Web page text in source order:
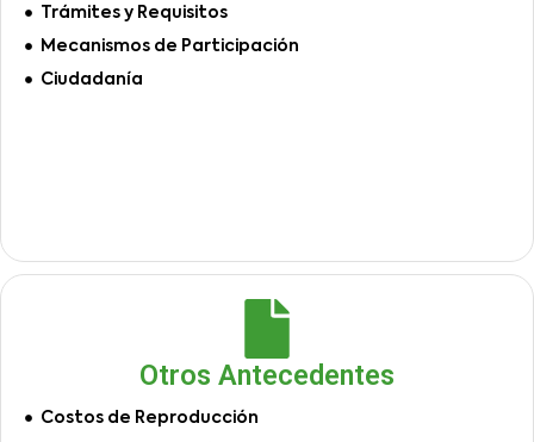
Trámites y Requisitos
Mecanismos de Participación
Ciudadanía
Otros Antecedentes
Costos de Reproducción